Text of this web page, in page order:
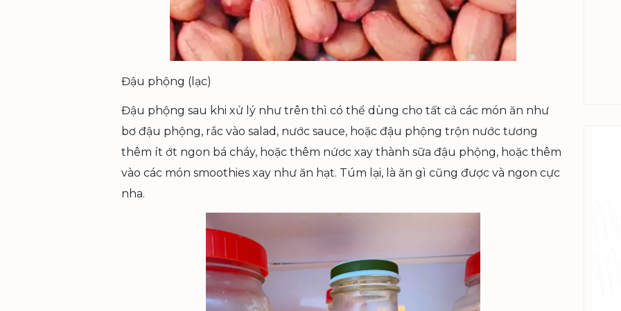
Đậu phộng (lạc)
Đậu phộng sau khi xử lý như trên thì có thể dùng cho tất cả các món ăn như
bơ đậu phộng, rắc vào salad, nước sauce, hoặc đậu phộng trộn nước tương
thêm ít ớt ngon bá cháy, hoặc thêm nứơc xay thành sữa đậu phộng, hoặc thêm
vào các món smoothies xay như ăn hạt. Túm lại, là ăn gì cũng được và ngon cực
nha.